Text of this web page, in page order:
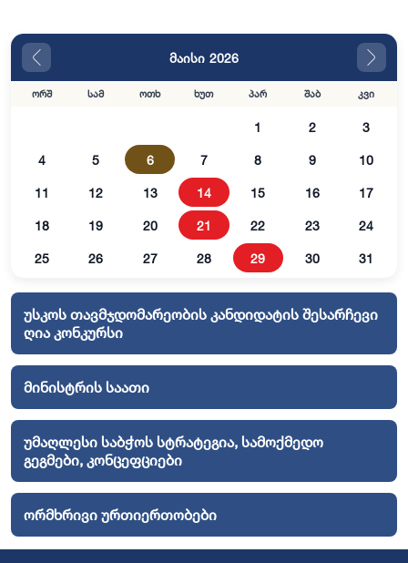
მაისი 2026
ორშ სამ ოთხ ხუთ პარ შაბ კვი
1 2 3
4 5 6 7 8 9 10
11 12 13 14 15 16 17
18 19 20 21 22 23 24
25 26 27 28 29 30 31
უსკოს თავმჯდომარეობის კანდიდატის შესარჩევი
ღია კონკურსი
მინისტრის საათი
უმაღლესი საბჭოს სტრატეგია, სამოქმედო
გეგმები, კონცეფციები
ორმხრივი ურთიერთობები